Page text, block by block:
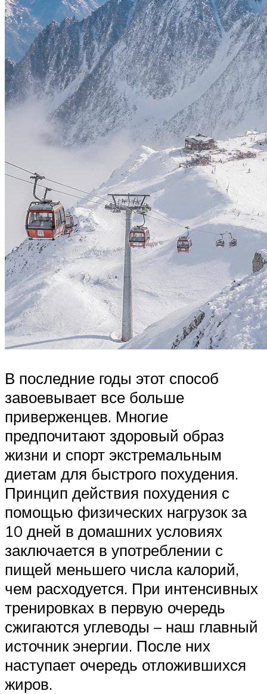
В последние годы этот способ
завоевывает все больше
приверженцев. Многие
предпочитают здоровый образ
жизни и спорт экстремальным
диетам для быстрого похудения.
Принцип действия похудения с
помощью физических нагрузок за
10 дней в домашних условиях
заключается в употреблении с
пищей меньшего числа калорий,
чем расходуется. При интенсивных
тренировках в первую очередь
сжигаются углеводы – наш главный
источник энергии. После них
наступает очередь отложившихся
жиров.